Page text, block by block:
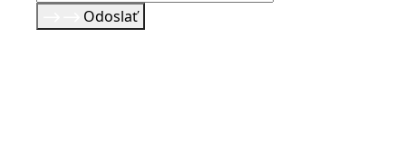
Odoslať